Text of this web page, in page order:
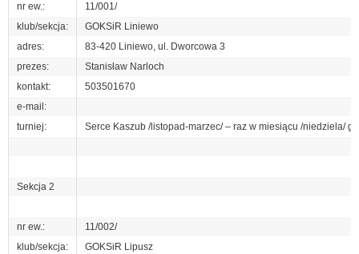
nr ew.:
11/001/
klub/sekcja:
GOKSiR Liniewo
adres:
83-420 Liniewo, ul. Dworcowa 3
prezes:
Stanisław Narloch
kontakt:
503501670
e-mail:
turniej:
Serce Kaszub /listopad-marzec/ – raz w miesiącu /niedziela/
Sekcja 2
nr ew.:
11/002/
klub/sekcja:
GOKSiR Lipusz